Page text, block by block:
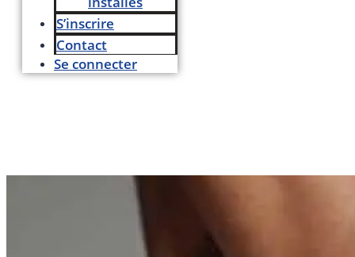
S’inscrire
Contact
Se connecter